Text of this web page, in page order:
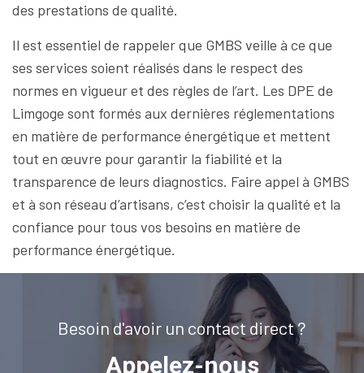
des prestations de qualité.
Il est essentiel de rappeler que GMBS veille à ce que
ses services soient réalisés dans le respect des
normes en vigueur et des règles de l’art. Les DPE de
Limgoge sont formés aux dernières réglementations
en matière de performance énergétique et mettent
tout en œuvre pour garantir la fiabilité et la
transparence de leurs diagnostics. Faire appel à GMBS
et à son réseau d’artisans, c’est choisir la qualité et la
confiance pour tous vos besoins en matière de
performance énergétique.
Besoin d'avoir un contact direct ?
Appelez-nous